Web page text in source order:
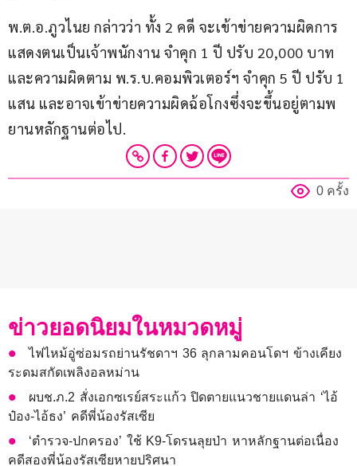
พ.ต.อ.ภูวไนย กล่าวว่า ทั้ง 2 คดี จะเข้าข่ายความผิดการ
แสดงตนเป็นเจ้าพนักงาน จำคุก 1 ปี ปรับ 20,000 บาท
และความผิดตาม พ.ร.บ.คอมพิวเตอร์ฯ จำคุก 5 ปี ปรับ 1
แสน และอาจเข้าข่ายความผิดฉ้อโกงซึ่งจะขึ้นอยู่ตามพ
ยานหลักฐานต่อไป.
0 ครั้ง
ข่าวยอดนิยมในหมวดหมู่
ไฟไหม้อู่ซ่อมรถย่านรัชดาฯ 36 ลุกลามคอนโดฯ ข้างเคียง
ระดมสกัดเพลิงอลหม่าน
ผบช.ภ.2 สั่งเอกซเรย์สระแก้ว ปิดตายแนวชายแดนล่า ‘ไอ้
ป๋อง-ไอ้ธง’ คดีพี่น้องรัสเซีย
‘ตำรวจ-ปกครอง’ ใช้ K9-โดรนลุยป่า หาหลักฐานต่อเนื่อง
คดีสองพี่น้องรัสเซียหายปริศนา